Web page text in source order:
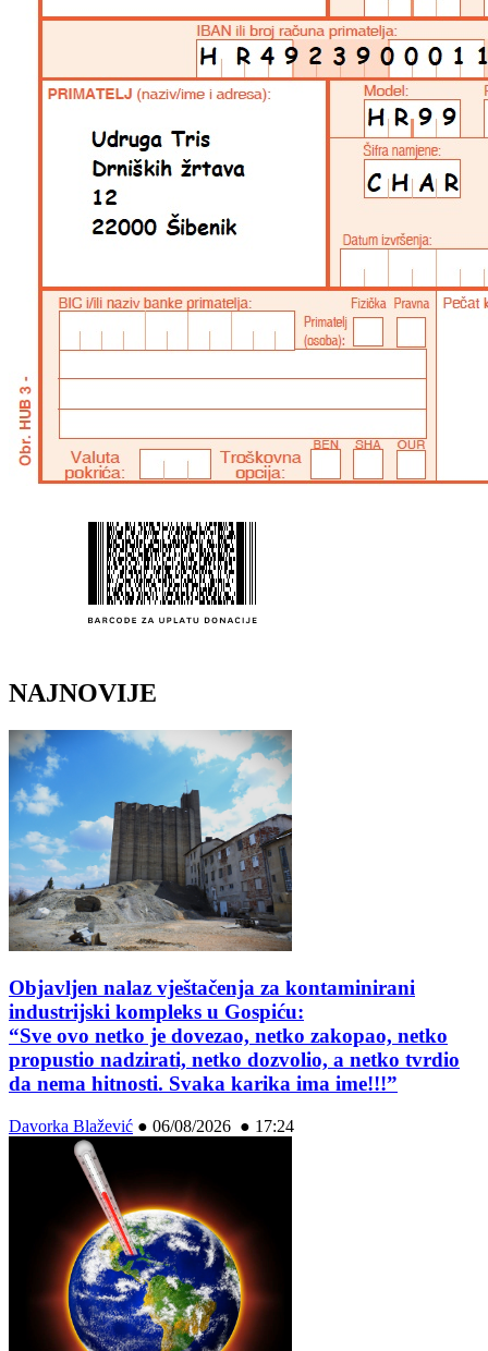
NAJNOVIJE
Objavljen nalaz vještačenja za kontaminirani
industrijski kompleks u Gospiću:
“Sve ovo netko je dovezao, netko zakopao, netko
propustio nadzirati, netko dozvolio, a netko tvrdio
da nema hitnosti. Svaka karika ima ime!!!”
Davorka Blažević ● 06/08/2026 ● 17:24